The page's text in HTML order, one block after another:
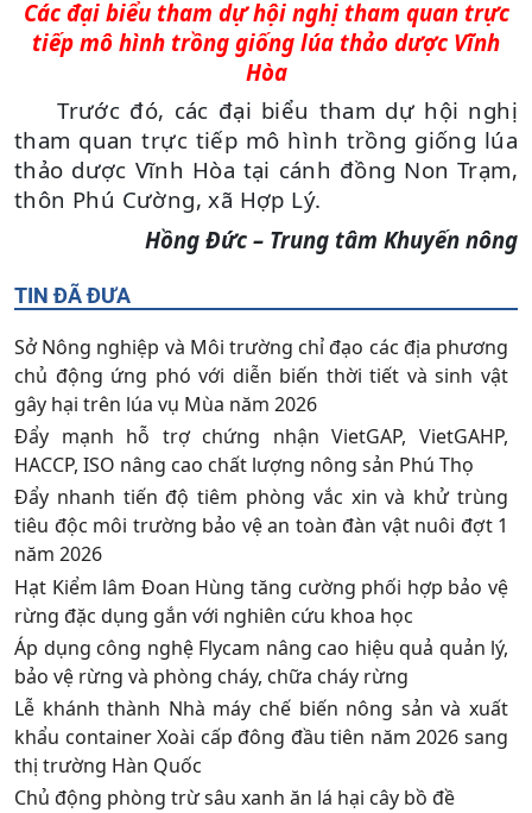
Các đại biểu tham dự hội nghị tham quan trực
tiếp mô hình trồng giống lúa thảo dược Vĩnh
Hòa
Trước đó, các đại biểu tham dự hội nghị
tham quan trực tiếp mô hình trồng giống lúa
thảo dược Vĩnh Hòa tại cánh đồng Non Trạm,
thôn Phú Cường, xã Hợp Lý.
Hồng Đức – Trung tâm Khuyến nông
TIN ĐÃ ĐƯA
Sở Nông nghiệp và Môi trường chỉ đạo các địa phương
chủ động ứng phó với diễn biến thời tiết và sinh vật
gây hại trên lúa vụ Mùa năm 2026
Đẩy mạnh hỗ trợ chứng nhận VietGAP, VietGAHP,
HACCP, ISO nâng cao chất lượng nông sản Phú Thọ
Đẩy nhanh tiến độ tiêm phòng vắc xin và khử trùng
tiêu độc môi trường bảo vệ an toàn đàn vật nuôi đợt 1
năm 2026
Hạt Kiểm lâm Đoan Hùng tăng cường phối hợp bảo vệ
rừng đặc dụng gắn với nghiên cứu khoa học
Áp dụng công nghệ Flycam nâng cao hiệu quả quản lý,
bảo vệ rừng và phòng cháy, chữa cháy rừng
Lễ khánh thành Nhà máy chế biến nông sản và xuất
khẩu container Xoài cấp đông đầu tiên năm 2026 sang
thị trường Hàn Quốc
Chủ động phòng trừ sâu xanh ăn lá hại cây bồ đề